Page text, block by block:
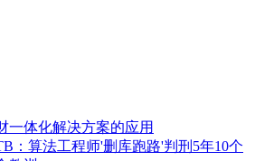
一体化解决方案的应用
：算法工程师'删库跑路'判刑5年10个